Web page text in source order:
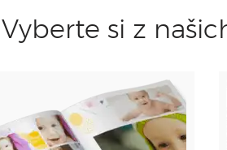
Vyberte si z